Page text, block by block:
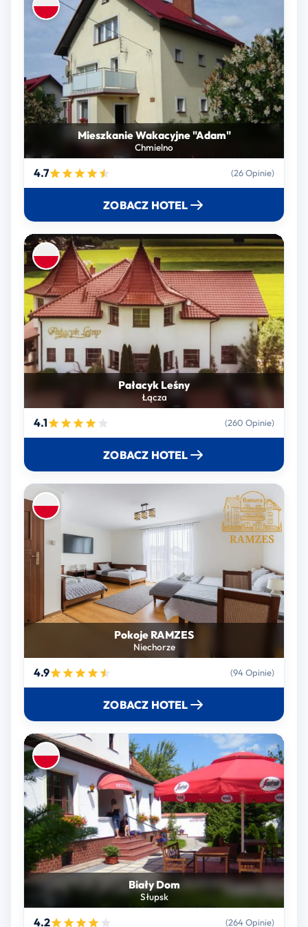
Mieszkanie Wakacyjne "Adam"
Chmielno
4.7 (26 Opinie)
ZOBACZ HOTEL
Pałacyk Leśny
Łącza
4.1 (260 Opinie)
ZOBACZ HOTEL
Pokoje RAMZES
Niechorze
4.9 (94 Opinie)
ZOBACZ HOTEL
Biały Dom
Słupsk
4.2 (264 Opinie)